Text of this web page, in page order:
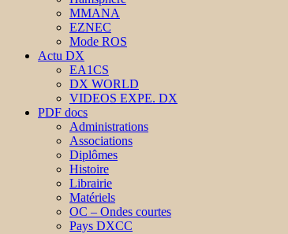
MMANA
EZNEC
Mode ROS
Actu DX
EA1CS
DX WORLD
VIDEOS EXPE. DX
PDF docs
Administrations
Associations
Diplômes
Histoire
Librairie
Matériels
OC – Ondes courtes
Pays DXCC